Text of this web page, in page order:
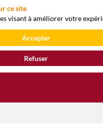
ce site
visant à améliorer votre
Accepter
Refuser